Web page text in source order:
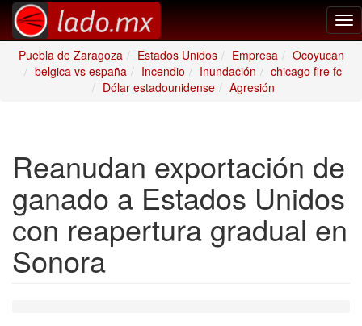
Puebla de Zaragoza
Estados Unidos Empresa
Ocoyucan
belgica vs españa
Incendio Inundación
chicago fire fc
Dólar estadounidense
Agresión
Reanudan exportación de
ganado a Estados Unidos
con reapertura gradual en
Sonora